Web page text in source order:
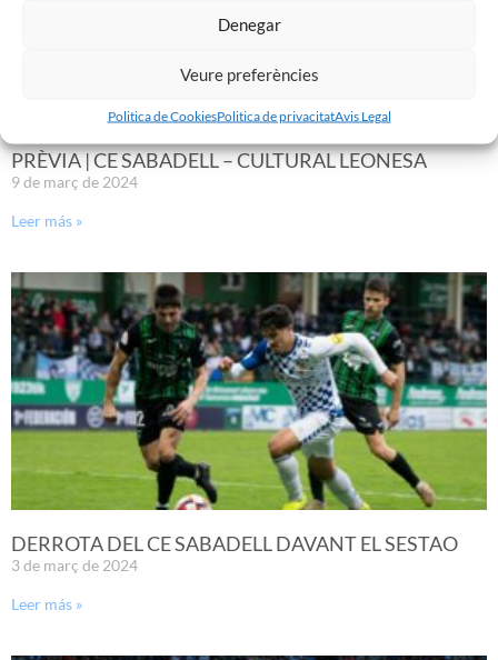
Denegar
Veure preferències
Politica de CookiesPolitica de privacitatAvis Legal
PRÈVIA | CE SABADELL – CULTURAL LEONESA
9 de març de 2024
Leer más »
DERROTA DEL CE SABADELL DAVANT EL SESTAO
3 de març de 2024
Leer más »